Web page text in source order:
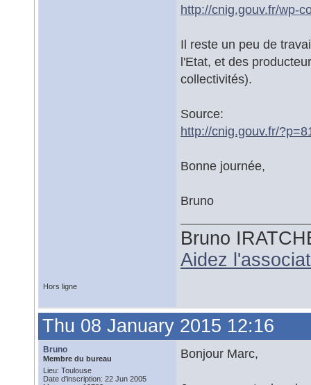
http://cnig.gouv.fr/wp-
Il reste un peu de
l'Etat, et des
collectivités).
Source:
http://cnig.gouv.fr/
Bonne journée,
Bruno
Bruno
Aidez
Hors ligne
Thu 08 January 2015 12:16
Bruno
Membre du bureau
Lieu: Toulouse
Date d'inscription: 22 Jun 2005
Bonjour Marc,